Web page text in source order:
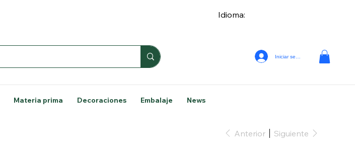
Idioma:
Iniciar sesión
Materia prima Decoraciones Embalaje News
Anterior Siguiente